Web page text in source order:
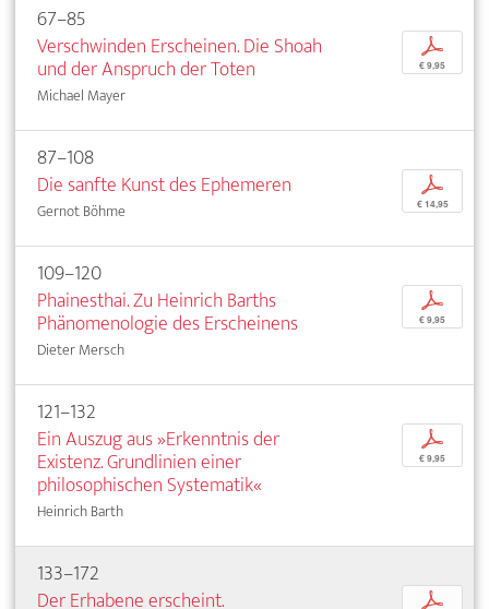
67–85
Verschwinden Erscheinen. Die Shoah
und der Anspruch der Toten
Michael Mayer
p
€ 9,95
87–108
Die sanfte Kunst des Ephemeren
Gernot Böhme
p
€ 14,95
109–120
Phainesthai. Zu Heinrich Barths
Phänomenologie des Erscheinens
Dieter Mersch
p
€ 9,95
121–132
Ein Auszug aus »Erkenntnis der
Existenz. Grundlinien einer
philosophischen Systematik«
Heinrich Barth
p
€ 9,95
133–172
Der Erhabene erscheint.
p